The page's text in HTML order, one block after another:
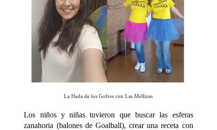
La Hada de los Gofres con Las Mellizas
Los niños y niñas tuvieron que buscar las esferas
zanahoria (balones de Goalball), crear una receta con